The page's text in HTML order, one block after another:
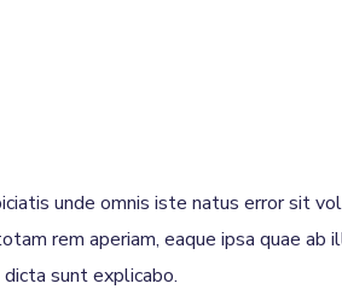
unde omnis iste natus error sit
rem aperiam, eaque ipsa quae
sunt explicabo.